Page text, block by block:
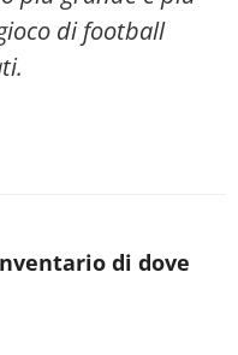
di football
di dove